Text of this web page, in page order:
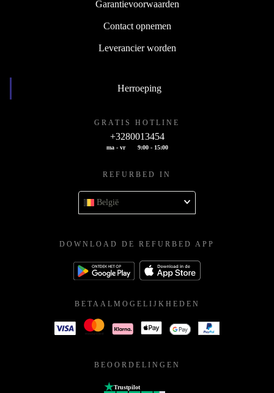
Garantievoorwaarden
Contact opnemen
Leverancier worden
Herroeping
GRATIS HOTLINE
+3280013454
ma - vr 9:00 - 15:00
REFURBED IN
België
DOWNLOAD DE REFURBED APP
BETAALMOGELIJKHEDEN
BEOORDELINGEN
Trustpilot